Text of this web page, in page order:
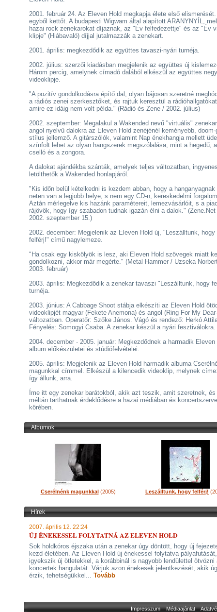
2001. február 24. Az Eleven Hold megkapja élete első
egyből kettőt. A budapesti Wigwam által alapított ARANYNYÍL,
hazai rock zenekarokat díjaznak, az "Év felfedezettje" és az "Év
klipje" (Hiábavaló) díjjal jutalmazzák a zenekart.
2001. április: megkezdődik az együttes tavaszi-nyári turnéja.
2002. július: szerzői kiadásban megjelenik az együttes új
Három percig, amelynek címadó dalából elkészül az együttes
videoklipje.
"A pozitív gondolkodásra építő dal, olyan bájosan szeretné
a rádiós zenei szerkesztőket, és rajtuk keresztül a
amire ez idáig nem volt példa." (Rádió és Zene / 2002. július)
2002. szeptember: Megalakul a Wakended nevű "virtuális"
angol nyelvű dalokra az Eleven Hold zenéjénél keményebb, doom-
stílus jellemző. A gitárszólók, valamint Nap énekhangja mellett üde
színfolt lehet az olyan hangszerek megszólalása, mint a hegedű, a
cselló és a zongora.
A dalokat ajándékba szánták, amelyek teljes változatban,
letölthetők a Wakended honlapjáról.
"Kis időn belül kételkedni is kezdem abban, hogy a hanganyagnak
neten van a legjobb helye, s nem egy CD-n, kereskedelmi
Aztán mérlegelve kis hazánk paramétereit, lemezvásárlóit, s a
rájövök, hogy így szabadon tudnak igazán élni a dalok." (Zene.Net
2002. szeptember 15.)
2002. december: Megjelenik az Eleven Hold új, "Leszálltunk, hogy
felférj!" című nagylemeze.
"Ha csak egy kiskölyök is lesz, aki Eleven Hold szövegek miatt
gondolkozni, akkor már megérte." (Metal Hammer / Uzseka
2003. február)
2003. április: Megkezdődik a zenekar tavaszi "Leszálltunk, hogy
turnéja.
2003. június: A Cabbage Shoot stábja elkészíti az Eleven Hold
videoklipjét magyar (Fekete Anemona) és angol (Ring For My
változatban. Operatőr: Szőke János. Vágó és rendező: Herkó
Fényelés: Somogyi Csaba. A zenekar készül a nyári fesztiválokra.
2004. december - 2005. január: Megkezdődnek a harmadik Eleven
album előkészületei és stúdiófelvételei.
2005. április: Megjelenik az Eleven Hold harmadik albuma
magunkkal címmel. Elkészül a kilencedik videoklip, melynek
így állunk, arra.
Íme itt egy zenekar barátokból, akik azt teszik, amit szeretnek,
méltán tarthatnak érdeklődésre a hazai médiában és
körében.
Albumok
Cserélnénk magunkkal(2005) Leszálltunk, hogy felférj!
Hírek
2007. április 12. 22:24
ÚJ ÉNEKESSEL FOLYTATNÁ AZ ELEVEN HOLD
Sok holdkóros éjszaka után a zenekar úgy döntött, hogy új
kezd életében. Az Eleven Hold új énekessel folytatva pályafutását,
igyekszik új ötletekkel, a korábbinál is nagyobb lendülettel ötvözni
koncertek hangulatát. Várjuk azon énekesek jelentkezését, akik
érzik, tehetségükkel... Tovább
Impresszum Médiaajánlat